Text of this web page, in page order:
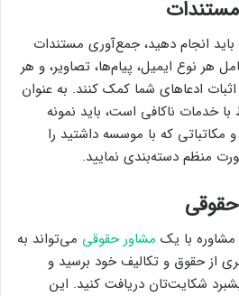
انجام دهید، جمع‌آوری مستندات
هر نوع ایمیل، پیام‌ها، تصاویر، و هر
ادعاهای شما کمک کنند. به عنوان
خدمات ناکافی است، باید نمونه
مکاتباتی که با موسسه داشتید را
منظم دسته‌بندی نمایید.
با یک مشاور حقوقی می‌تواند به
از حقوق و تکالیف خود برسید و
شکایت‌تان دریافت کنید. این